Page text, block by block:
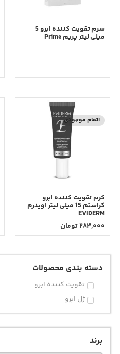
دسته بندی محصولات
تقویت کننده ابرو
ژل ابرو
برند
سرم تقویت کننده ابرو 5
میلی لیتر پریم Prime
اتمام موجودی
کرم تقویت کننده ابرو
کراستم 15 میلی لیتر اویدرم
EVIDERM
283,000تومان